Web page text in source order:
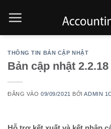
qua
THÔNG TIN BẢN CẬP NHẬT
Bản cập nhật 2.2.18
ĐĂNG VÀO09/09/2021 BỞIADMIN